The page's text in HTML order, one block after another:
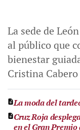
La sede de
al público que
bienestar
Cristina Cabero
La moda del
Cruz Roja
en el Gran Premio